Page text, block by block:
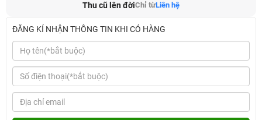
Thu cũ lên đờiChỉ từLiên hệ
ĐĂNG KÍ NHẬN THÔNG TIN KHI CÓ HÀNG